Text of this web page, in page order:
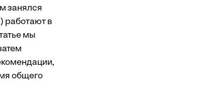
занялся
работают в
мы
общего